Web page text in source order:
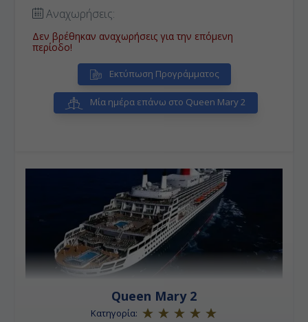
Αναχωρήσεις:
Δεν βρέθηκαν αναχωρήσεις για την επόμενη
περίοδο!
Εκτύπωση Προγράμματος
Μία ημέρα επάνω στο Queen Mary 2
Queen Mary 2
Κατηγορία: